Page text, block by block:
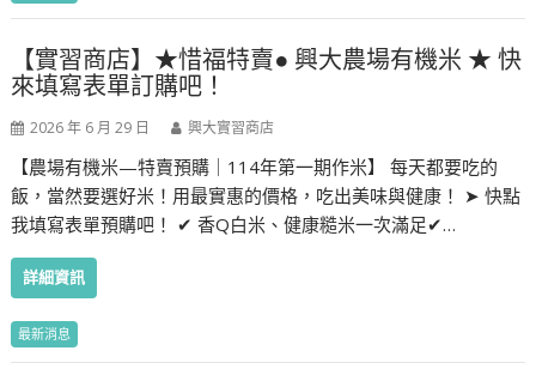
【實習商店】★惜福特賣● 興大農場有機米 ★ 快
來填寫表單訂購吧！
2026 年 6 月 29 日 興大實習商店
【農場有機米—特賣預購｜114年第一期作米】 每天都要吃的
飯，當然要選好米！用最實惠的價格，吃出美味與健康！ ➤ 快點
我填寫表單預購吧！ ✔ 香Q白米、健康糙米一次滿足✔…
詳細資訊
最新消息